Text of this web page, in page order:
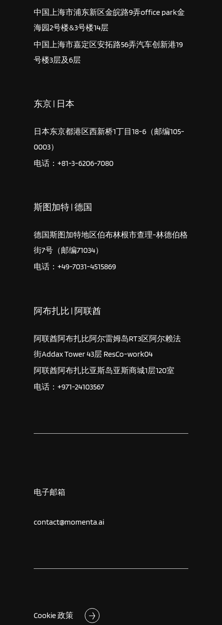
中国上海市浦东新区金皖路9弄office park金
海园2号楼&3号楼14层
中国上海市嘉定区安拓路56弄汽车创新港19
号楼3层及6层
东京 | 日本
日本东京都港区西新桥1丁目18-6（邮编105-
0003）
电话：+81-3-6206-7080
斯图加特 | 德国
德国斯图加特地区伯布林根市查理-林德伯格
街7号（邮编71034）
电话：+49-7031-4515869
阿布扎比 | 阿联酋
阿联酋阿布扎比阿尔雷姆岛RT3区阿尔赖法
街Addax Tower 43层 ResCo-work04
阿联酋阿布扎比亚斯岛亚斯商城1层120室
电话：+971-24103567
电子邮箱
contact@momenta.ai
Cookie 政策